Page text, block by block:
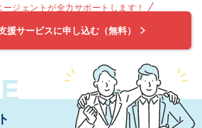
ジェントが全力サポートします！
援サービスに申し込む（無料）